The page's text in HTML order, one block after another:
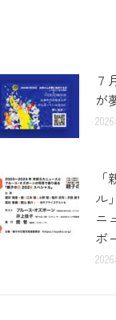
７
が
ル
ニ
ボ